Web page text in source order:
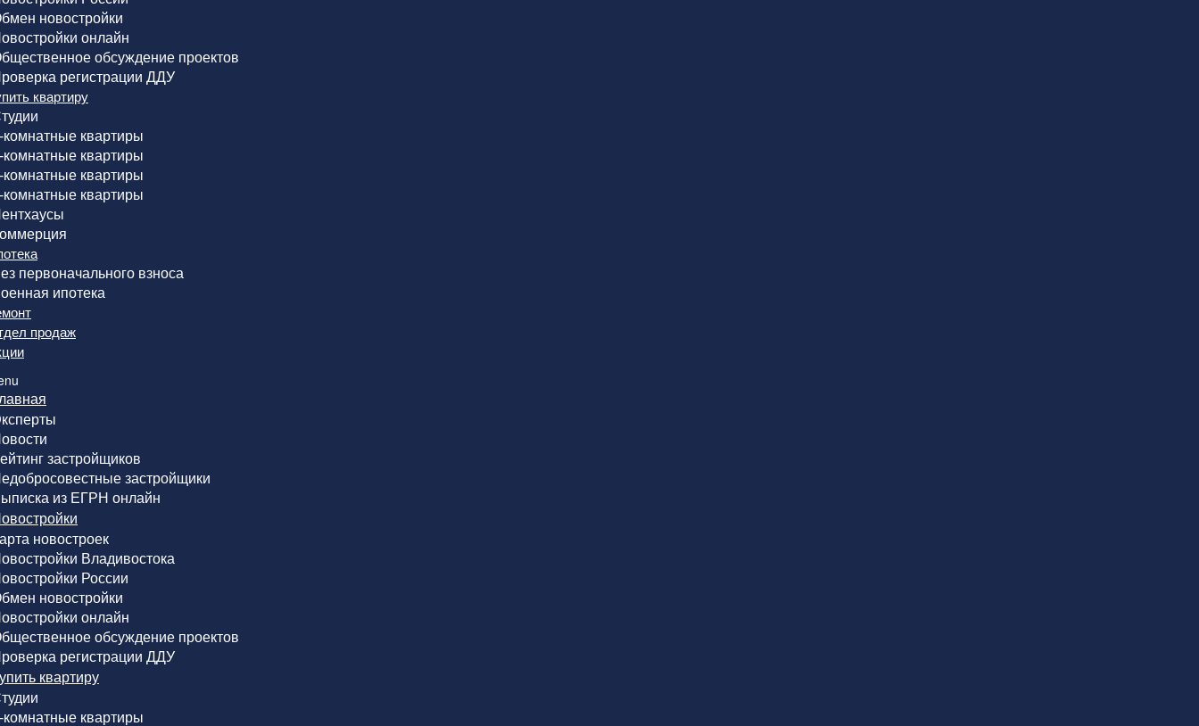
новостройки
онлайн
обсуждение проектов
регистрации ДДУ
квартиру
комнатные квартиры
комнатные квартиры
комнатные квартиры
комнатные квартиры
первоначального взноса
ипотека
продаж
застройщиков
застройщики
из ЕГРН онлайн
новостроек
Владивостока
России
новостройки
онлайн
обсуждение проектов
регистрации ДДУ
квартиру
комнатные квартиры